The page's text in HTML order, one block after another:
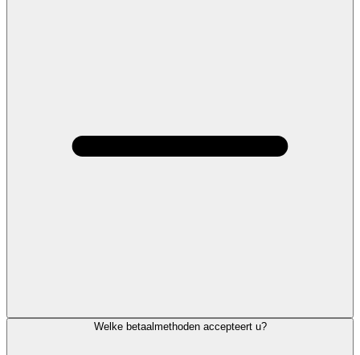
Welke betaalmethoden accepteert u?